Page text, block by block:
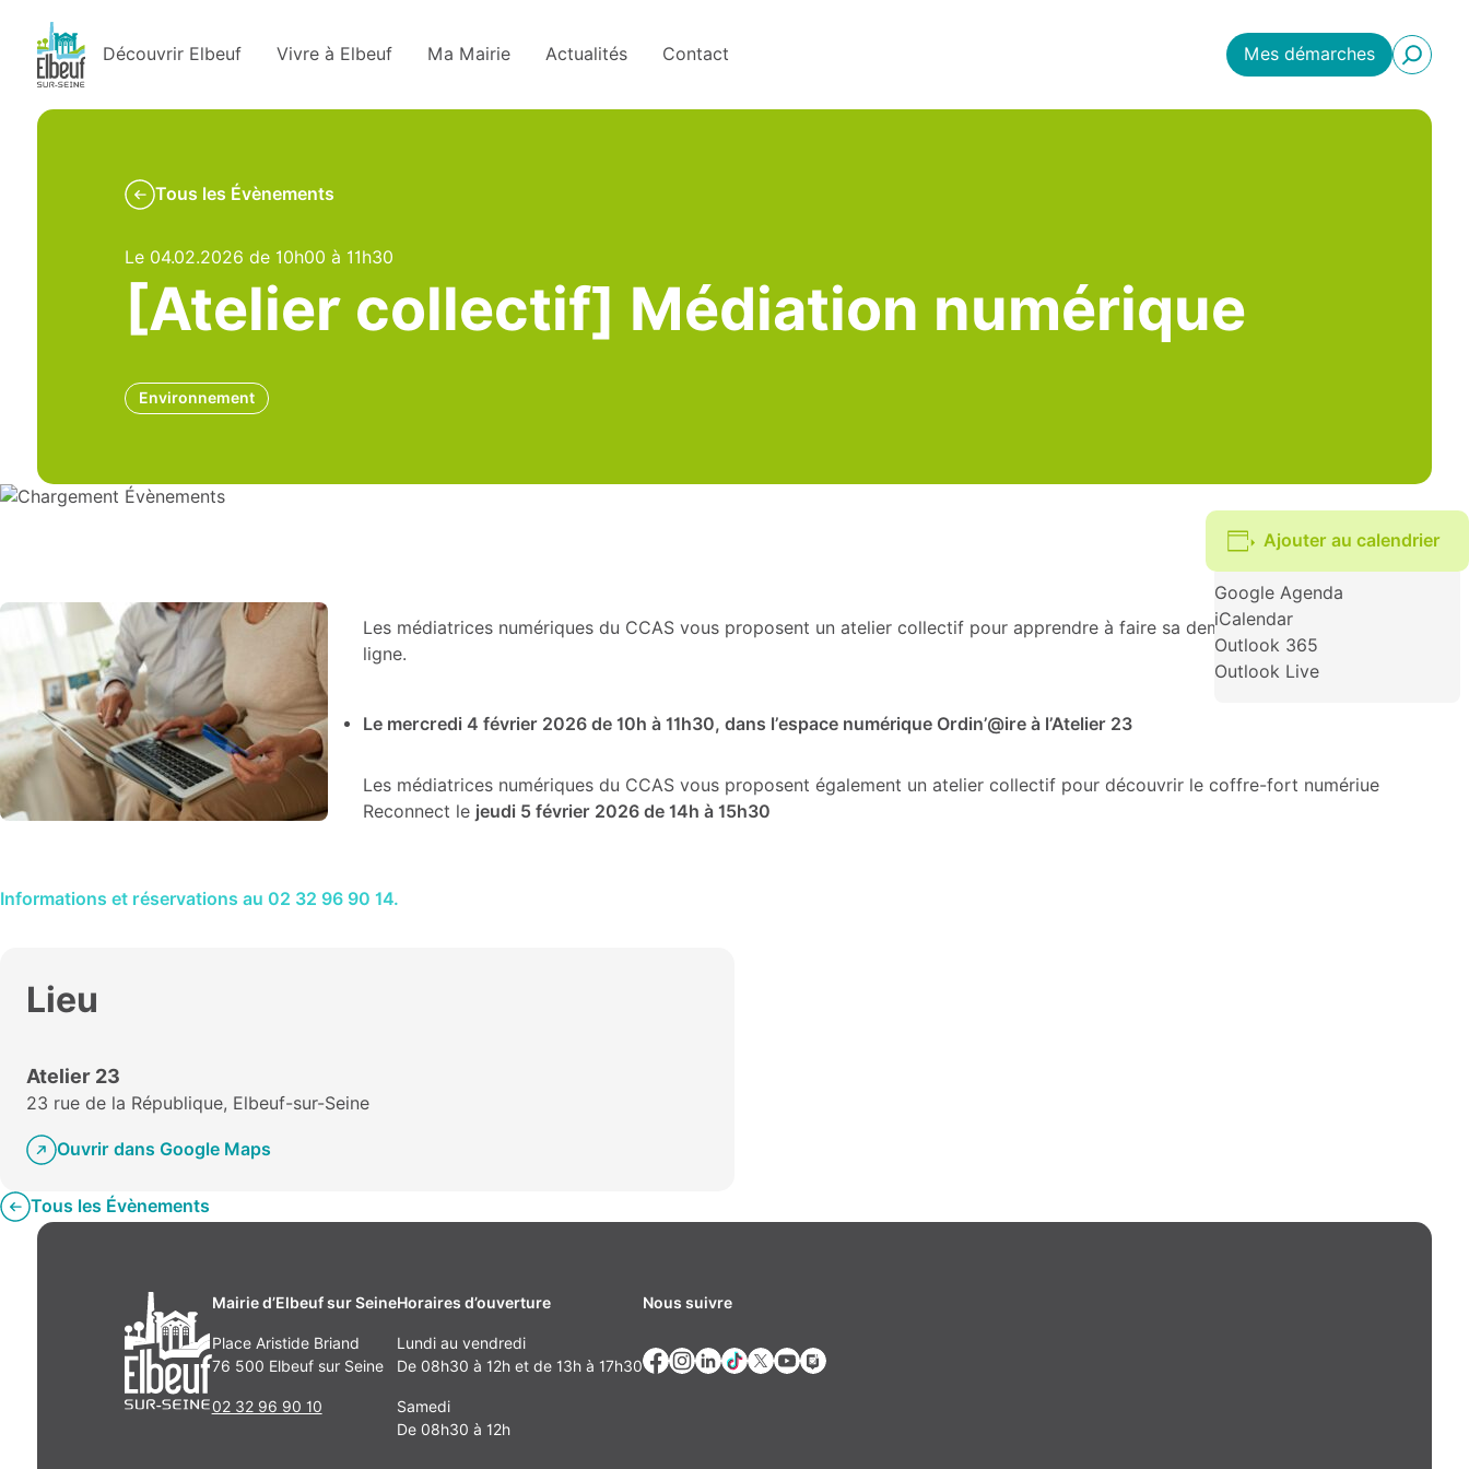
Découvrir Elbeuf Vivre à Elbeuf Ma Mairie Actualités Contact Mes démarches
Tous les Évènements
Le 04.02.2026 de 10h00 à 11h30
[Atelier collectif] Médiation numérique
Environnement
Ajouter au calendrier
Google Agenda
iCalendar
Outlook 365
Outlook Live
Les médiatrices numériques du CCAS vous proposent un atelier collectif pour apprendre à faire sa demande de chèque énergie en
ligne.
Le mercredi 4 février 2026 de 10h à 11h30, dans l’espace numérique Ordin’@ire à l’Atelier 23
Les médiatrices numériques du CCAS vous proposent également un atelier collectif pour découvrir le coffre-fort numériue
Reconnect le jeudi 5 février 2026 de 14h à 15h30
Informations et réservations au 02 32 96 90 14.
Lieu
Atelier 23
23 rue de la République, Elbeuf-sur-Seine
Ouvrir dans Google Maps
Tous les Évènements
Mairie d’Elbeuf sur Seine
Place Aristide Briand
76 500 Elbeuf sur Seine
02 32 96 90 10
Horaires d’ouverture
Lundi au vendredi
De 08h30 à 12h et de 13h à 17h30
Samedi
De 08h30 à 12h
Nous suivre